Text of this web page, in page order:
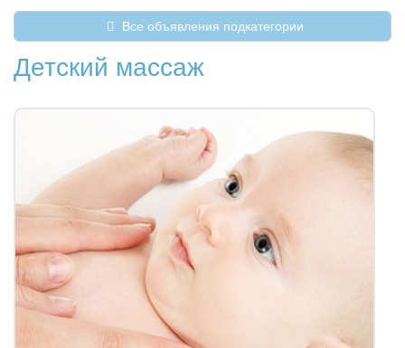
Все объявления подкатегории
Детский массаж